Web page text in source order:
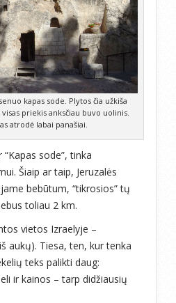
kapas sode. Plytos čia užkiša
priekis anksčiau buvo uolinis.
atrodė labai panašiai.
sode”, tinka
Šiaip ar taip, Jeruzalės
bebūtum, “tikrosios” tų
toliau 2 km.
vietos Izraelyje –
aukų). Tiesa, ten, kur tenka
teks palikti daug:
ir kainos – tarp didžiausių